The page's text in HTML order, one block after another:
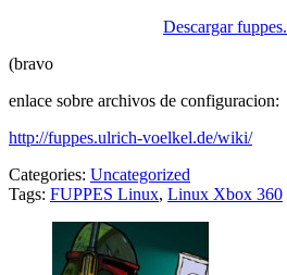
Descargar
(bravo
enlace sobre archivos de configuracion:
http://fuppes.ulrich-voelkel.de/wiki/
Categories: Uncategorized
Tags: FUPPES Linux, Linux Xbox 360